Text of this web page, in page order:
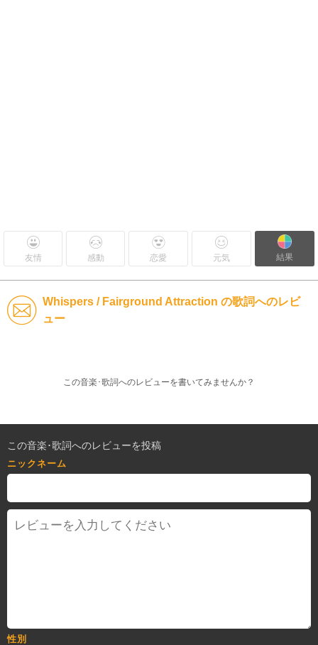
友情 感動 恋愛 元気 結果
Whispers / Fairground Attraction の歌詞へのレビ
ュー
この音楽･歌詞へのレビューを書いてみませんか？
この音楽･歌詞へのレビューを投稿
ニックネーム
性別